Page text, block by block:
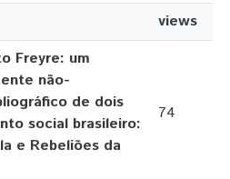
views
Freyre: um
não-
de dois
social brasileiro:
e Rebeliões da
74